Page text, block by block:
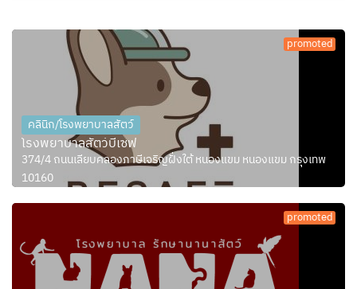
promoted
คลินิก/โรงพยาบาลสัตว์
โรงพยาบาลสัตว์บีเซฟ
374/4 ถนนเลียบคลองภาษีเจริญฝั่งใต้ หนองแขม หนองแขม กรุงเทพ
10160
promoted